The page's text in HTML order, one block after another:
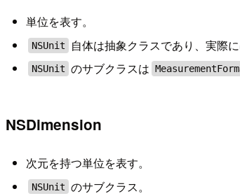
単位を表す。
NSUnit 自体は抽象クラスであり、実際
NSUnit のサブクラスは
NSDimension
次元を持つ単位を表す。
NSUnit のサブクラス。